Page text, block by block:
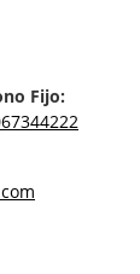
Fijo: